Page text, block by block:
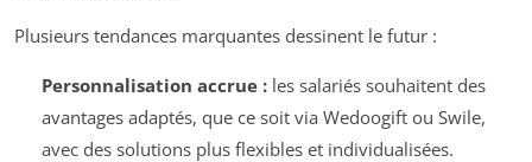
Plusieurs tendances marquantes dessinent le futur :
Personnalisation accrue :les salariés souhaitent des
avantages adaptés, que ce soit via Wedoogift ou Swile,
avec des solutions plus flexibles et individualisées.